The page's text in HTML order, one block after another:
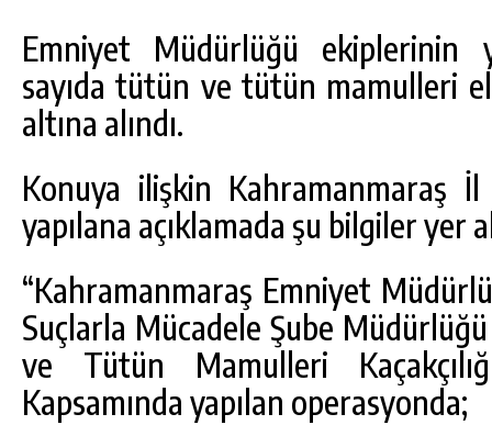
Emniyet Müdürlüğü ekiplerinin
sayıda tütün ve tütün mamulleri
altına alındı.
Konuya ilişkin Kahramanmaraş
yapılana açıklamada şu bilgiler yer
“Kahramanmaraş Emniyet
Suçlarla Mücadele Şube
ve Tütün Mamulleri
Kapsamında yapılan operasyonda;
GÜNLÜK HABER AKIŞI
GÖKSUN HAFIZLIK KIZ KUR’AN KURSU
ÖĞRENCILERINE DARENDE GEZISI.